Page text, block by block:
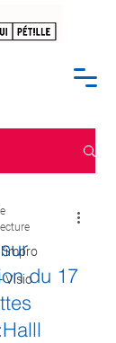
Visiodu 17